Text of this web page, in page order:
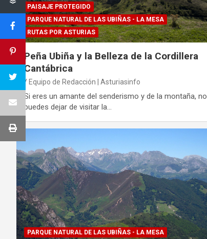
PAISAJE PROTEGIDO
PARQUE NATURAL DE LAS UBIÑAS - LA MESA
RUTAS POR ASTURIAS
Peña Ubiña y la Belleza de la Cordillera
Cantábrica
Equipo de Redacción | Asturiasinfo
Si eres un amante del senderismo y de la montaña, no
puedes dejar de visitar la…
PARQUE NATURAL DE LAS UBIÑAS - LA MESA